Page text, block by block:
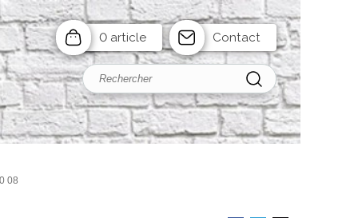
0 article Contact
08